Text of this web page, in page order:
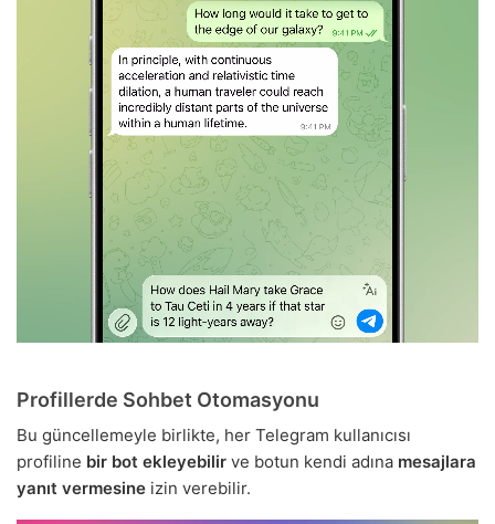
Profillerde Sohbet Otomasyonu
Bu güncellemeyle birlikte, her Telegram kullanıcısı
profiline bir bot ekleyebilir ve botun kendi adına mesajlara
yanıt vermesine izin verebilir.